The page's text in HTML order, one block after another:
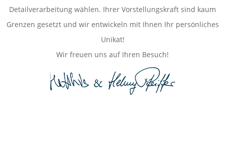
Detailverarbeitung wählen. Ihrer Vorstellungskraft sind kaum
Grenzen gesetzt und wir entwickeln mit Ihnen Ihr persönliches
Unikat!
Wir freuen uns auf Ihren Besuch!